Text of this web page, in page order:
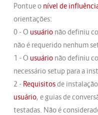
Pontue o nível de
orientações:
0 - O usuárionão definiu
não é requerido nenhum
1 - O usuárionão definiu
necessário setup para a
2 - Requisitosde
usuário, e guias de
testadas. Não é